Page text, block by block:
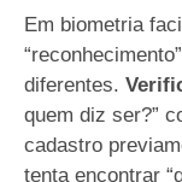
Em biometria
diferentes.
quem diz ser?”
cadastro
tenta encontrar